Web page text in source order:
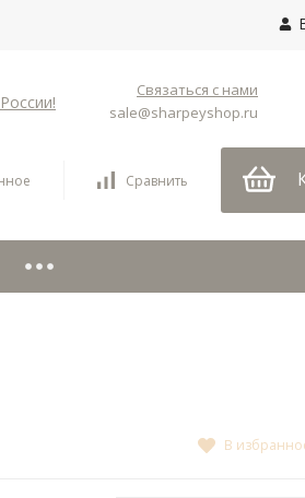
Связаться с нами
sale@sharpeyshop.ru
Сравнить
В